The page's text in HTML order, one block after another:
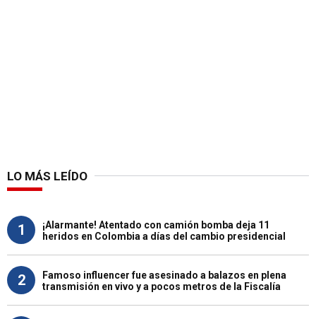
LO MÁS LEÍDO
1
¡Alarmante! Atentado con camión bomba deja 11
heridos en Colombia a días del cambio presidencial
2
Famoso influencer fue asesinado a balazos en plena
transmisión en vivo y a pocos metros de la Fiscalía